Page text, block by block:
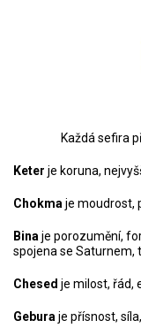
Každá sefira
Keter je koruna,
Chokma je moudrost,
Bina je porozumění,
spojena se Saturnem,
Chesed je milost, řád,
Gebura je přísnost,